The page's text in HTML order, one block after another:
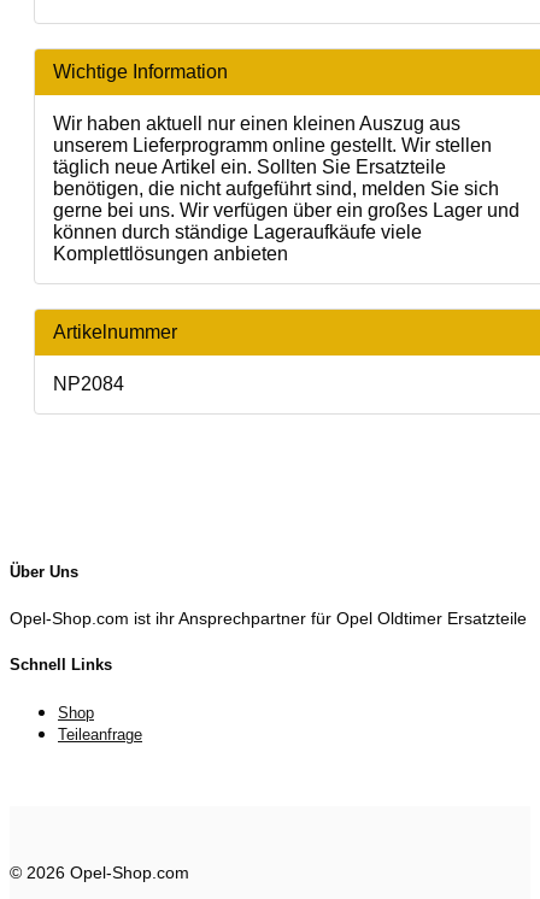
Wichtige Information
Wir haben aktuell nur einen kleinen Auszug aus
unserem Lieferprogramm online gestellt. Wir stellen
täglich neue Artikel ein. Sollten Sie Ersatzteile
benötigen, die nicht aufgeführt sind, melden Sie sich
gerne bei uns. Wir verfügen über ein großes Lager und
können durch ständige Lageraufkäufe viele
Komplettlösungen anbieten
Artikelnummer
NP2084
Über Uns
Opel-Shop.com ist ihr Ansprechpartner für Opel Oldtimer Ersatzteile
Schnell Links
Shop
Teileanfrage
© 2026 Opel-Shop.com